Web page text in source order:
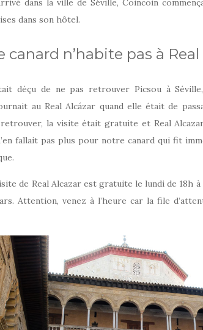
dans la ville de Séville, Coincoin
dans son hôtel.
canard n’habite pas à
déçu de ne pas retrouver Picsou à
au Real Alcázar quand elle était de
retrouver, la visite était gratuite et Real
fallait pas plus pour notre canard qui fit
de Real Alcazar est gratuite le lundi de 18h à
Attention, venez à l’heure car la file